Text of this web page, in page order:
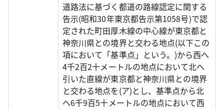
道路法に基づく都道の路線認定に関する
告示(昭和30年東京都告示第1058号)で認
定された町田厚木線の中心線が東京都と
神奈川県との境界と交わる地点(以下この
項において「基準点」という。)から西へ
4千2百2十メートルの地点において北へ
引いた直線が東京都と神奈川県との境界
と交わる地点を(ア)とし、基準点から北
へ6千9百5十メートルの地点において西